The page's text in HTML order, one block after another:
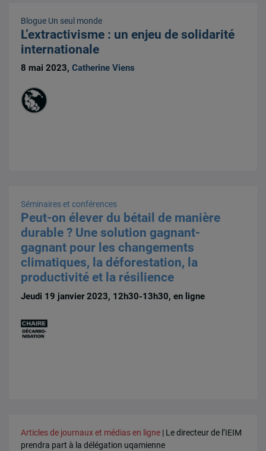
Blogue Un seul monde
L’extractivisme : un enjeu de solidarité
internationale
8 mai 2023,Catherine Viens
Séminaires et conférences
Peut-on élever du bétail de manière
durable ? Une solution gagnant-
gagnant pour les changements
climatiques, la déforestation, la
productivité et la résilience
Jeudi 19 janvier 2023, 12h30-13h30, en ligne
Articles de journaux et médias en ligne | Le directeur de l’IEIM
prendra part à la délégation uqamienne